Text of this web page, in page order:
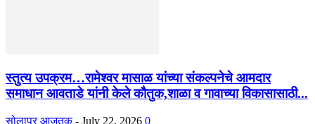
स्तुत्य उपक्रम…रामेश्वर मासाळ यांच्या संकल्पनेचे आमदार
समाधान आवताडे यांनी केले कौतुक,शाळा व गावाच्या विकासासाठी...
सोलापूर आजतक - July 22, 2026 0